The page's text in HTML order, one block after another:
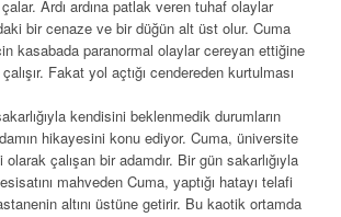
Ardı ardına patlak veren tuhaf olaylar
bir cenaze ve bir düğün alt üst olur. Cuma
kasabada paranormal olaylar cereyan ettiğine
Fakat yol açtığı cendereden kurtulması
kendisini beklenmedik durumların
hikayesini konu ediyor. Cuma, üniversite
çalışan bir adamdır. Bir gün sakarlığıyla
mahveden Cuma, yaptığı hatayı telafi
altını üstüne getirir. Bu kaotik ortamda